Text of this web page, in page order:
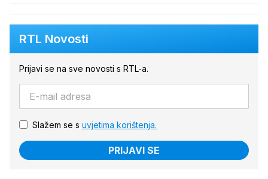
RTL Novosti
Prijavi se na sve novosti s RTL-a.
Slažem se s uvjetima korištenja.
PRIJAVI SE